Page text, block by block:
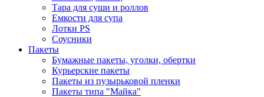
Тара для суши и роллов
Емкости для супа
Лотки PS
Соусники
Пакеты
Бумажные пакеты, уголки, обертки
Курьерские пакеты
Пакеты из пузырьковой пленки
Пакеты типа "Майка"